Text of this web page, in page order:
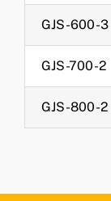
GJS-600-3
GJS-700-2
GJS-800-2